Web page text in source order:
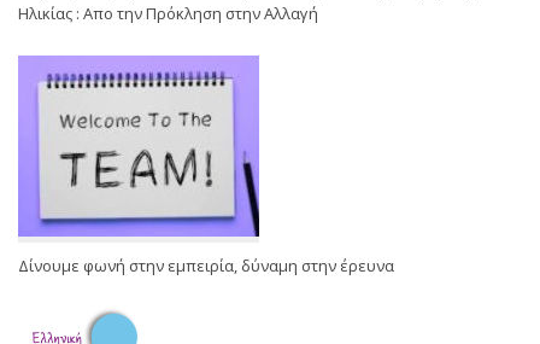
Ηλικίας : Απο την Πρόκληση στην Αλλαγή
Δίνουμε φωνή στην εμπειρία, δύναμη στην έρευνα